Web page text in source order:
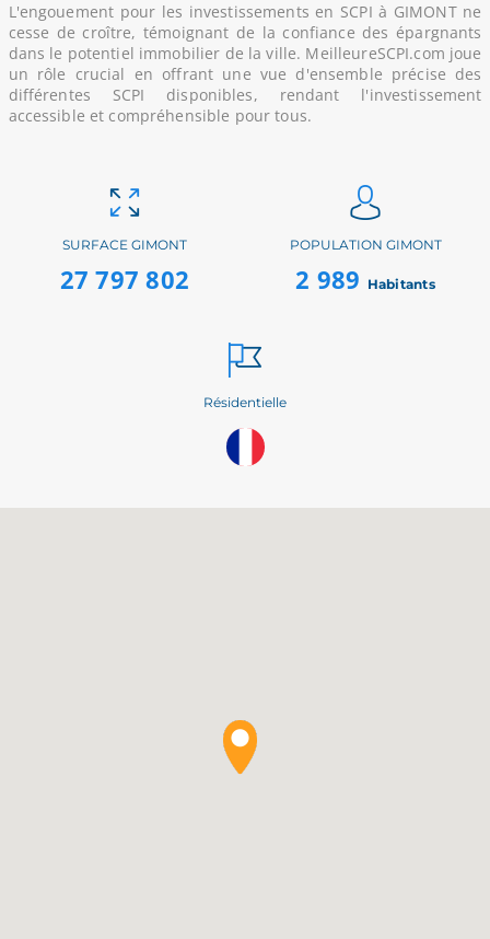
L'engouement pour les investissements en SCPI à GIMONT ne
cesse de croître, témoignant de la confiance des épargnants
dans le potentiel immobilier de la ville. MeilleureSCPI.com joue
un rôle crucial en offrant une vue d'ensemble précise des
différentes SCPI disponibles, rendant l'investissement
accessible et compréhensible pour tous.
SURFACE GIMONT
27 797 802
POPULATION GIMONT
2 989 Habitants
Résidentielle